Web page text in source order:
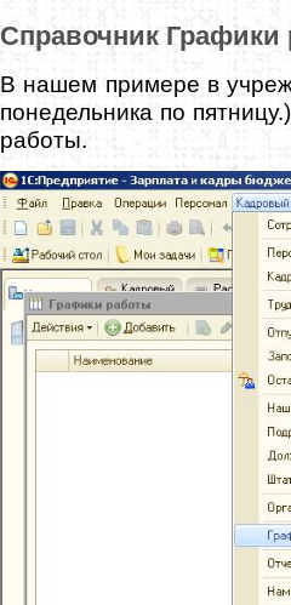
Справочник Графики
В нашем примере в
понедельника по
работы.